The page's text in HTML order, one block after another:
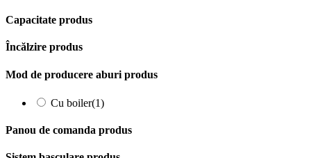
Capacitate produs
Încălzire produs
Mod de producere aburi produs
Cu boiler(1)
Panou de comanda produs